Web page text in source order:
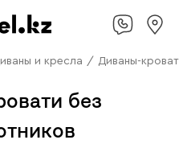
и кресла / Диваны-
без